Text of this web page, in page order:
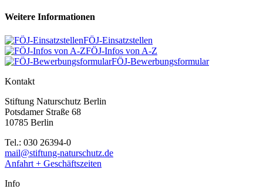
Weitere Informationen
FÖJ-Einsatzstellen
FÖJ-Infos von A-Z
FÖJ-Bewerbungsformular
Kontakt
Stiftung Naturschutz Berlin
Potsdamer Straße 68
10785 Berlin
Tel.: 030 26394-0
mail@stiftung-naturschutz.de
Anfahrt + Geschäftszeiten
Info